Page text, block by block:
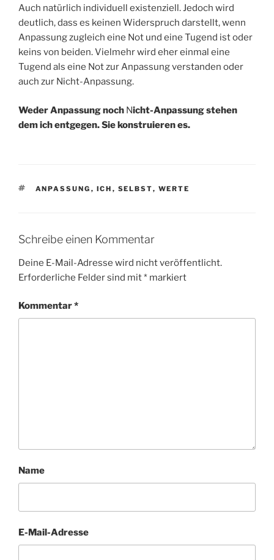
Auch natürlich individuell existenziell. Jedoch wird
deutlich, dass es keinen Widerspruch darstellt, wenn
Anpassung zugleich eine Not und eine Tugend ist oder
keins von beiden. Vielmehr wird eher einmal eine
Tugend als eine Not zur Anpassung verstanden oder
auch zur Nicht-Anpassung.
Weder Anpassung noch Nicht-Anpassung stehen
dem ich entgegen. Sie konstruieren es.
SCHLAGWÖRTER
ANPASSUNG , ICH , SELBST, WERTE
Schreibe einen Kommentar
Deine E-Mail-Adresse wird nicht veröffentlicht.
Erforderliche Felder sind mit* markiert
Kommentar*
Name
E-Mail-Adresse